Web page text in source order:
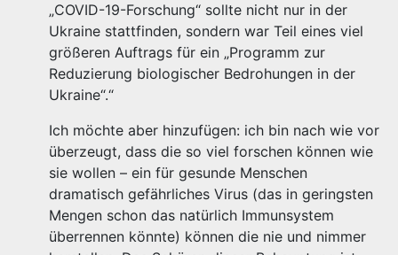
„COVID-19-Forschung“ sollte nicht nur in der
Ukraine stattfinden, sondern war Teil eines viel
größeren Auftrags für ein „Programm zur
Reduzierung biologischer Bedrohungen in der
Ukraine“.“
Ich möchte aber hinzufügen: ich bin nach wie vor
überzeugt, dass die so viel forschen können wie
sie wollen – ein für gesunde Menschen
dramatisch gefährliches Virus (das in geringsten
Mengen schon das natürlich Immunsystem
überrennen könnte) können die nie und nimmer